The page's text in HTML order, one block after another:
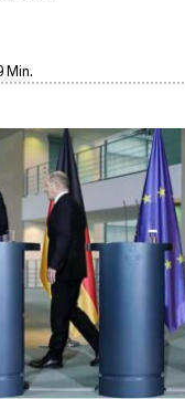
Min.